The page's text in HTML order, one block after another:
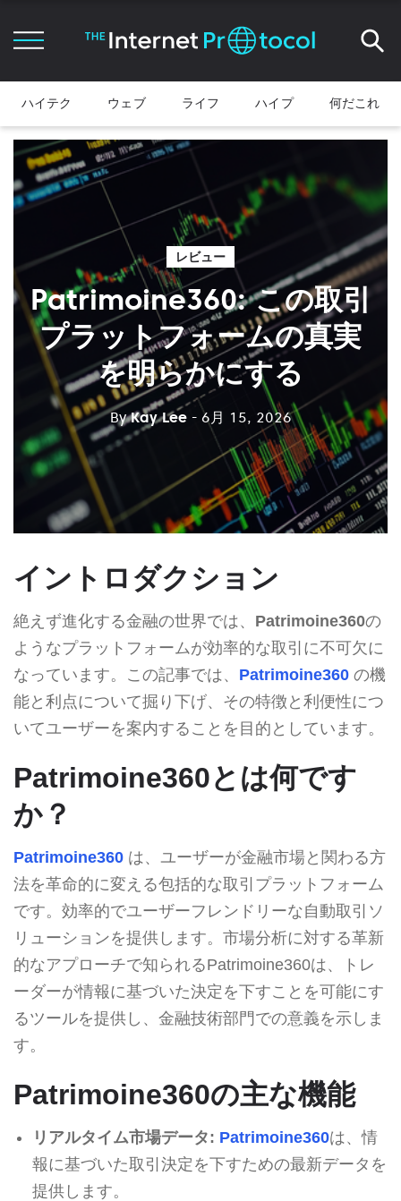
ハイテク ウェブ ライフ ハイプ 何だこれ
レビュー
Patrimoine360: この取引
プラットフォームの真実
を明らかにする
ByKay Lee - 6月 15, 2026
イントロダクション
絶えず進化する金融の世界では、 Patrimoine360の
ようなプラットフォームが効率的な取引に不可欠に
なっています。この記事では、 Patrimoine360 の機
能と利点について掘り下げ、その特徴と利便性につ
いてユーザーを案内することを目的としています。
Patrimoine360とは何です
か？
Patrimoine360 は、ユーザーが金融市場と関わる方
法を革命的に変える包括的な取引プラットフォーム
です。効率的でユーザーフレンドリーな自動取引ソ
リューションを提供します。市場分析に対する革新
的なアプローチで知られるPatrimoine360は、トレ
ーダーが情報に基づいた決定を下すことを可能にす
るツールを提供し、金融技術部門での意義を示しま
す。
Patrimoine360の主な機能
リアルタイム市場データ: Patrimoine360は、情
報に基づいた取引決定を下すための最新データを
提供します。